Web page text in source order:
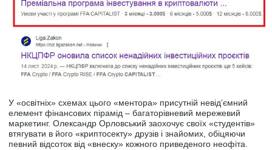
У «освітніх» схемах цього «ментора» присутній невід’ємний
елемент фінансових пірамід – багаторівневий мережевий
маркетинг. Олександр Орловський заохочує своїх «студентів»
втягувати в його «криптосекту» друзів і знайомих, обіцяючи
певний відсоток від «внеску» кожного приведеного неофіта.